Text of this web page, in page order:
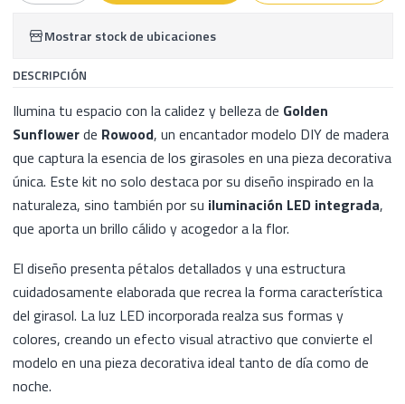
Mostrar stock de ubicaciones
DESCRIPCIÓN
Ilumina tu espacio con la calidez y belleza de Golden
Sunflowerde Rowood, un encantador modelo DIY de madera
que captura la esencia de los girasoles en una pieza decorativa
única. Este kit no solo destaca por su diseño inspirado en la
naturaleza, sino también por su iluminación LED integrada,
que aporta un brillo cálido y acogedor a la flor.
El diseño presenta pétalos detallados y una estructura
cuidadosamente elaborada que recrea la forma característica
del girasol. La luz LED incorporada realza sus formas y
colores, creando un efecto visual atractivo que convierte el
modelo en una pieza decorativa ideal tanto de día como de
noche.